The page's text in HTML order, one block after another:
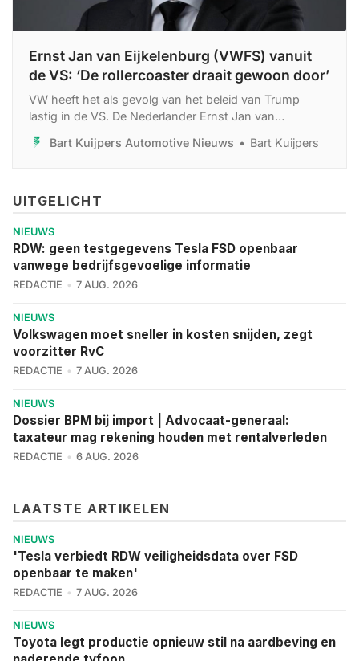
Ernst Jan van Eijkelenburg (VWFS) vanuit
de VS: ‘De rollercoaster draait gewoon door’
VW heeft het als gevolg van het beleid van Trump
lastig in de VS. De Nederlander Ernst Jan van
Eijkelenburg ondervindt als CEO van VWFS in Noord-
Amerika dagelijks de gevolgen. Afgelopen vrijdag was
Bart Kuijpers Automotive Nieuws Bart Kuijpers
UITGELICHT
NIEUWS
RDW: geen testgegevens Tesla FSD openbaar
vanwege bedrijfsgevoelige informatie
REDACTIE 7 AUG. 2026
NIEUWS
Volkswagen moet sneller in kosten snijden, zegt
voorzitter RvC
REDACTIE 7 AUG. 2026
NIEUWS
Dossier BPM bij import | Advocaat-generaal:
taxateur mag rekening houden met rentalverleden
REDACTIE 6 AUG. 2026
LAATSTE ARTIKELEN
NIEUWS
'Tesla verbiedt RDW veiligheidsdata over FSD
openbaar te maken'
REDACTIE 7 AUG. 2026
NIEUWS
Toyota legt productie opnieuw stil na aardbeving en